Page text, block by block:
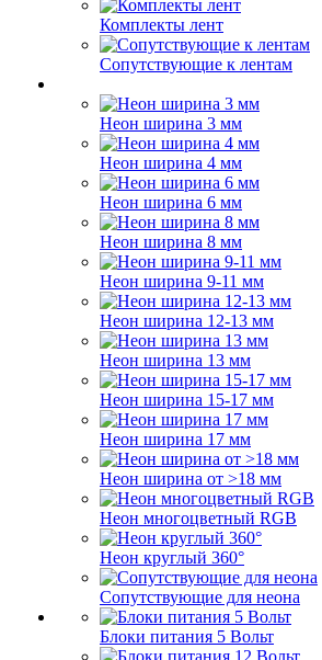
Комплекты лент
Сопутствующие к лентам
Неон ширина 3 мм
Неон ширина 4 мм
Неон ширина 6 мм
Неон ширина 8 мм
Неон ширина 9-11 мм
Неон ширина 12-13 мм
Неон ширина 13 мм
Неон ширина 15-17 мм
Неон ширина 17 мм
Неон ширина от >18 мм
Неон многоцветный RGB
Неон круглый 360°
Сопутствующие для неона
Блоки питания 5 Вольт